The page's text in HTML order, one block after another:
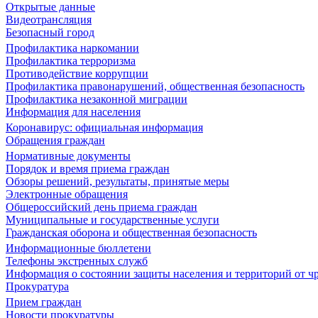
Открытые данные
Видеотрансляция
Безопасный город
Профилактика наркомании
Профилактика терроризма
Противодействие коррупции
Профилактика правонарушений, общественная безопасность
Профилактика незаконной миграции
Информация для населения
Коронавирус: официальная информация
Обращения граждан
Нормативные документы
Порядок и время приема граждан
Обзоры решений, результаты, принятые меры
Электронные обращения
Общероссийский день приема граждан
Муниципальные и государственные услуги
Гражданская оборона и общественная безопасность
Информационные бюллетени
Телефоны экстренных служб
Информация о состоянии защиты населения и территорий от
Прокуратура
Прием граждан
Новости прокуратуры